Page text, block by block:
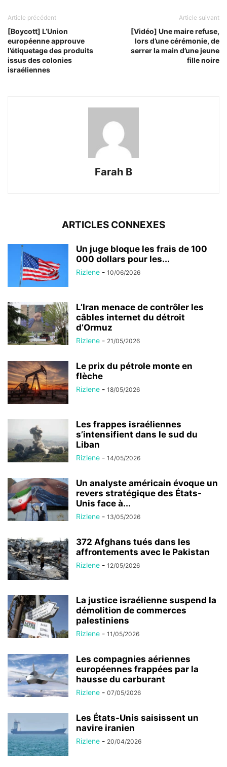
Article précédent
[Boycott] L’Union
européenne approuve
l’étiquetage des produits
issus des colonies
israéliennes
Article suivant
[Vidéo] Une maire refuse,
lors d’une cérémonie, de
serrer la main d’une jeune
fille noire
Farah B
ARTICLES CONNEXES
Un juge bloque les frais de 100
000 dollars pour les...
Rizlene - 10/06/2026
L’Iran menace de contrôler les
câbles internet du détroit
d’Ormuz
Rizlene - 21/05/2026
Le prix du pétrole monte en
flèche
Rizlene - 18/05/2026
Les frappes israéliennes
s’intensifient dans le sud du
Liban
Rizlene - 14/05/2026
Un analyste américain évoque un
revers stratégique des États-
Unis face à...
Rizlene - 13/05/2026
372 Afghans tués dans les
affrontements avec le Pakistan
Rizlene - 12/05/2026
La justice israélienne suspend la
démolition de commerces
palestiniens
Rizlene - 11/05/2026
Les compagnies aériennes
européennes frappées par la
hausse du carburant
Rizlene - 07/05/2026
Les États-Unis saisissent un
navire iranien
Rizlene - 20/04/2026